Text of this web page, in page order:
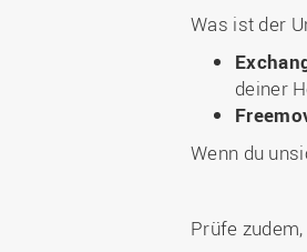
Was ist der
deiner
Wenn du
Prüfe